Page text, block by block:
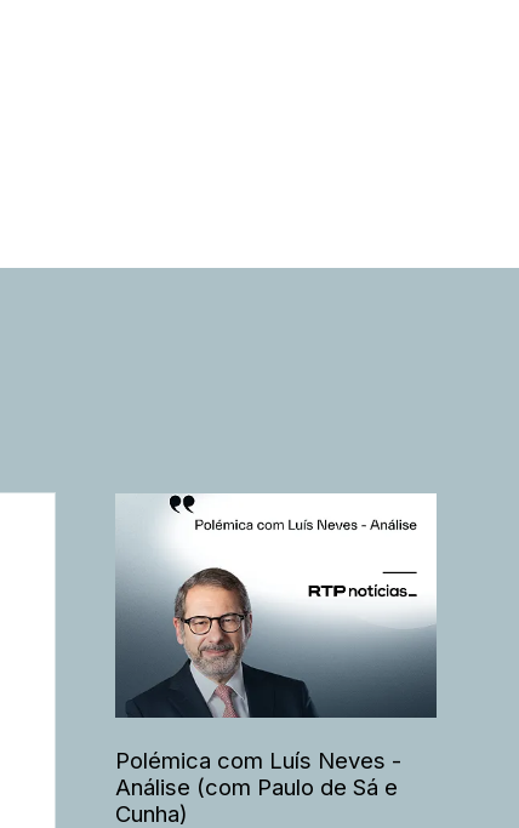
Polémica com Luís Neves -
Análise (com Paulo de Sá e
Cunha)